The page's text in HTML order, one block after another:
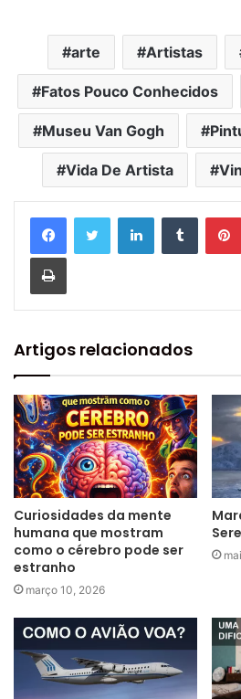
arte Artistas
Fatos Pouco Conhecidos
Museu Van Gogh
Vida De Artista
Artigos relacionados
Curiosidades da mente
humana que mostram
como o cérebro pode ser
estranho
março 10, 2026